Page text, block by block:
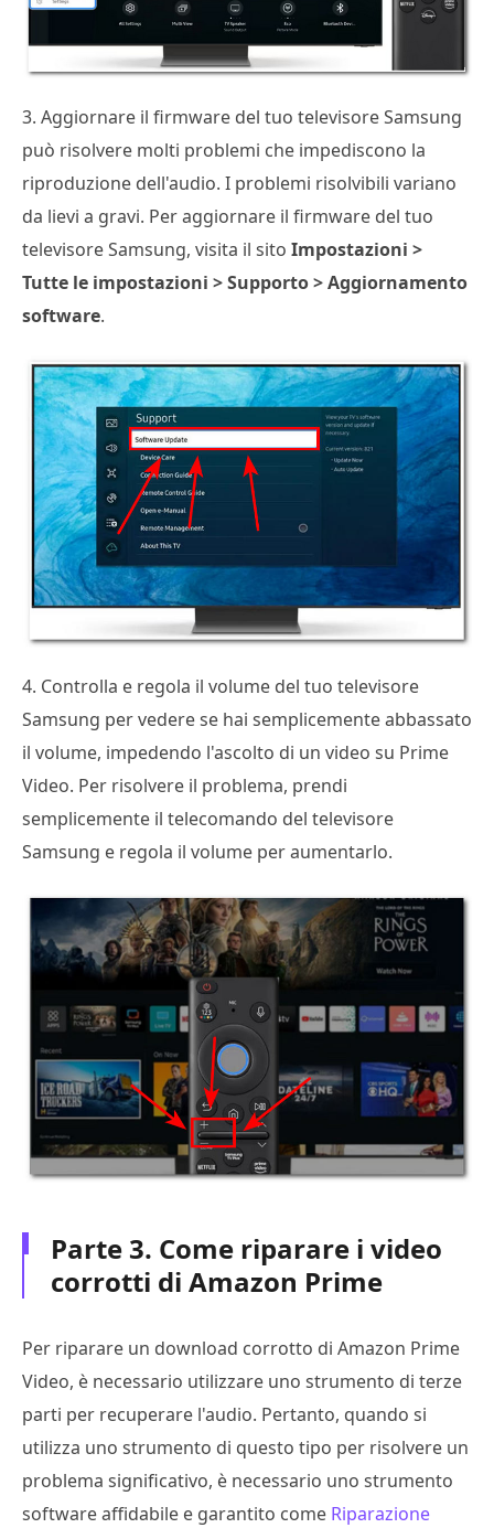
3. Aggiornare il firmware del tuo televisore Samsung
può risolvere molti problemi che impediscono la
riproduzione dell'audio. I problemi risolvibili variano
da lievi a gravi. Per aggiornare il firmware del tuo
televisore Samsung, visita il sito Impostazioni >
Tutte le impostazioni > Supporto > Aggiornamento
software.
4. Controlla e regola il volume del tuo televisore
Samsung per vedere se hai semplicemente abbassato
il volume, impedendo l'ascolto di un video su Prime
Video. Per risolvere il problema, prendi
semplicemente il telecomando del televisore
Samsung e regola il volume per aumentarlo.
Parte 3. Come riparare i video
corrotti di Amazon Prime
Per riparare un download corrotto di Amazon Prime
Video, è necessario utilizzare uno strumento di terze
parti per recuperare l'audio. Pertanto, quando si
utilizza uno strumento di questo tipo per risolvere un
problema significativo, è necessario uno strumento
software affidabile e garantito come Riparazione